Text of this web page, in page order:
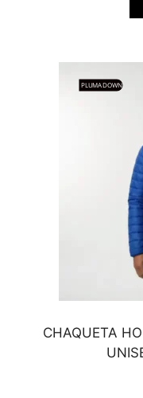
PLUMA DOWN
CHAQUETA